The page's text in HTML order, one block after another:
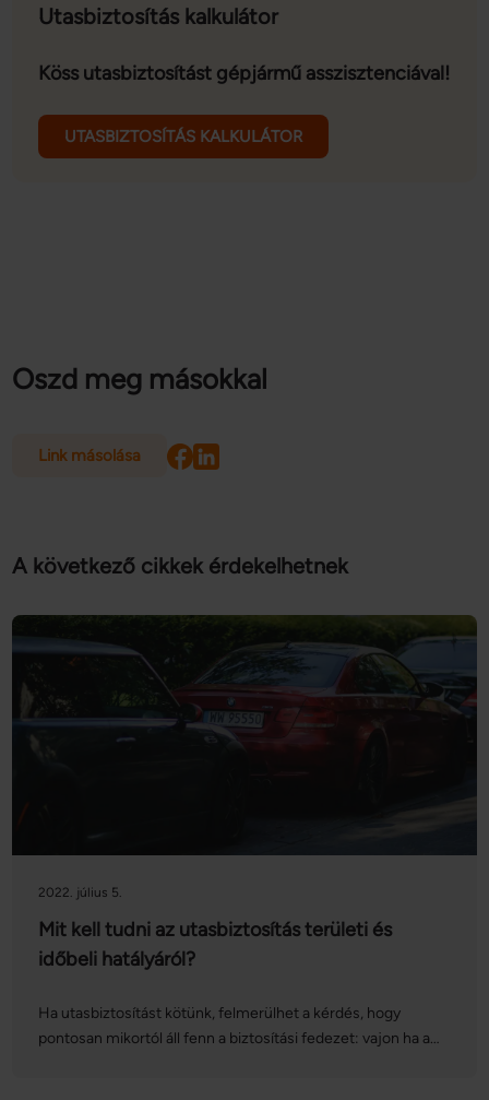
Utasbiztosítás kalkulátor
Köss utasbiztosítást gépjármű asszisztenciával!
UTASBIZTOSÍTÁS KALKULÁTOR
Oszd meg másokkal
Link másolása
A következő cikkek érdekelhetnek
2022. július 5.
Mit kell tudni az utasbiztosítás területi és
időbeli hatályáról?
Ha utasbiztosítást kötünk, felmerülhet a kérdés, hogy
pontosan mikortól áll fenn a biztosítási fedezet: vajon ha a